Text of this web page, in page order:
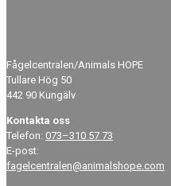
Fågelcentralen/Animals HOPE
Tullare Hög 50
442 90 Kungälv
Kontakta oss
Telefon: 073–310 57 73
E-post:
fagelcentralen@animalshope.com